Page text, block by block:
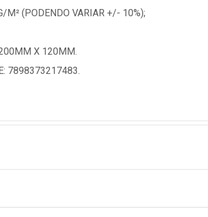
M² (PODENDO VARIAR +/- 10%);
X 120MM.
7898373217483.